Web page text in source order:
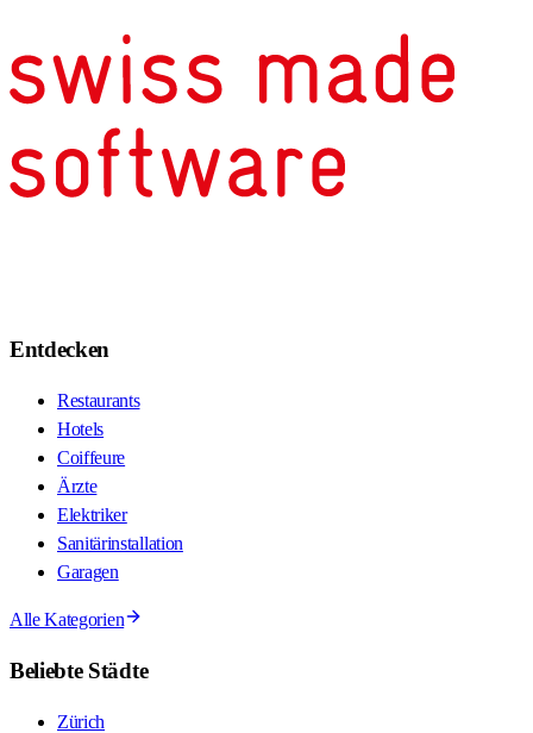
Entdecken
Restaurants
Hotels
Coiffeure
Ärzte
Elektriker
Sanitärinstallation
Garagen
Alle Kategorien
Beliebte Städte
Zürich